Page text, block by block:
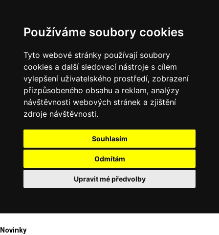
Používáme soubory cookies
Tyto webové stránky používají soubory
cookies a další sledovací nástroje s cílem
vylepšení uživatelského prostředí, zobrazení
přizpůsobeného obsahu a reklam, analýzy
návštěvnosti webových stránek a zjištění
zdroje návštěvnosti.
Souhlasím
Odmítám
Upravit mé předvolby
Novinky